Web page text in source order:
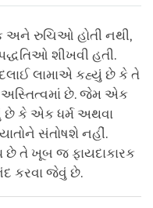
અને રુચિઓ હોતી નથી,
શીખવી હતી.
લામાએ કહ્યું છે કે તે
અસ્તિત્વમાં છે. જેમ એક
છે કે એક ધર્મ અથવા
સંતોષશે નહીં.
છે તે ખૂબ જ ફાયદાકારક
કરવા જેવું છે.